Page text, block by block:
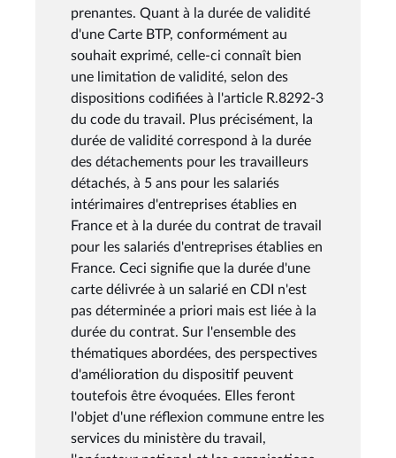
prenantes. Quant à la durée de validité
d'une Carte BTP, conformément au
souhait exprimé, celle-ci connaît bien
une limitation de validité, selon des
dispositions codifiées à l'article R.8292-3
du code du travail. Plus précisément, la
durée de validité correspond à la durée
des détachements pour les travailleurs
détachés, à 5 ans pour les salariés
intérimaires d'entreprises établies en
France et à la durée du contrat de travail
pour les salariés d'entreprises établies en
France. Ceci signifie que la durée d'une
carte délivrée à un salarié en CDI n'est
pas déterminée a priori mais est liée à la
durée du contrat. Sur l'ensemble des
thématiques abordées, des perspectives
d'amélioration du dispositif peuvent
toutefois être évoquées. Elles feront
l'objet d'une réflexion commune entre les
services du ministère du travail,